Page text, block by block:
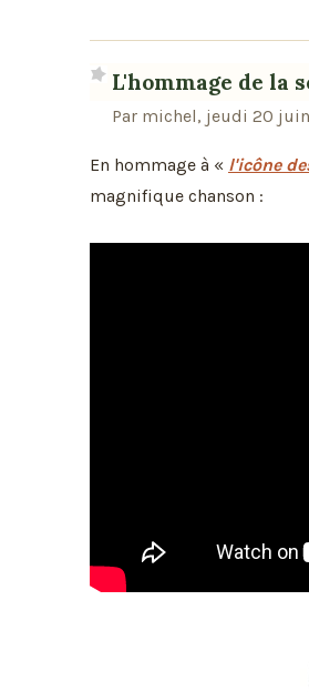
L'hommage de la
Par michel, jeudi 20
En hommage à « l'icône
magnifique chanson :